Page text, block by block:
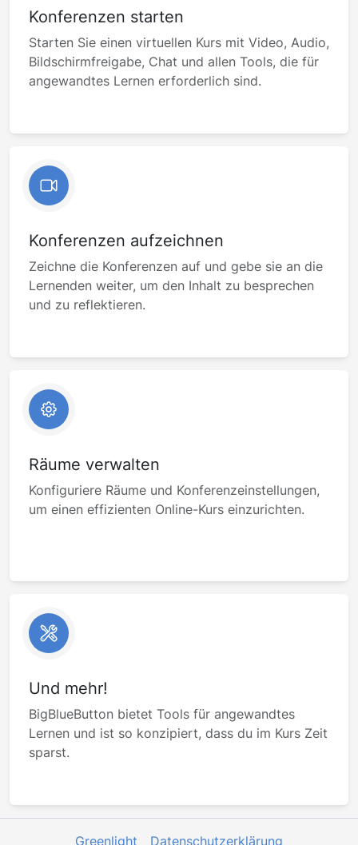
Konferenzen starten
Starten Sie einen virtuellen Kurs mit Video, Audio,
Bildschirmfreigabe, Chat und allen Tools, die für
angewandtes Lernen erforderlich sind.
Konferenzen aufzeichnen
Zeichne die Konferenzen auf und gebe sie an die
Lernenden weiter, um den Inhalt zu besprechen
und zu reflektieren.
Räume verwalten
Konfiguriere Räume und Konferenzeinstellungen,
um einen effizienten Online-Kurs einzurichten.
Und mehr!
BigBlueButton bietet Tools für angewandtes
Lernen und ist so konzipiert, dass du im Kurs Zeit
sparst.
Greenlight Datenschutzerklärung